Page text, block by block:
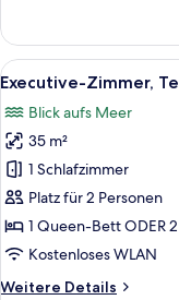
(child
extra
bed)
Alle
Fotos
für
Executive-
Zimmer,
Terrasse,
Strandblick
anzeigen
6
Executive-Zimmer,
Blick aufs Meer
35 m²
1 Schlafzimmer
Platz für 2 Personen
1 Queen-Bett ODER
Kostenloses WLAN
Weitere Details
Weitere